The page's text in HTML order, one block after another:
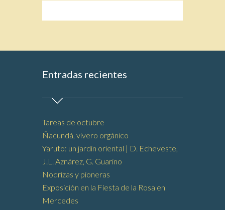
Entradas recientes
Tareas de octubre
Ñacundá, vivero orgánico
Yaruto: un jardín oriental | D. Echeveste,
J.L. Aznárez, G. Guarino
Nodrizas y pioneras
Exposición en la Fiesta de la Rosa en
Mercedes